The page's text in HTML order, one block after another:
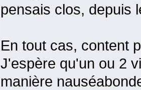
pensais clos, depuis
En tout cas, content
J'espère qu'un ou 2
manière